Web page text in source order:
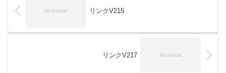
リンクV215
リンクV217